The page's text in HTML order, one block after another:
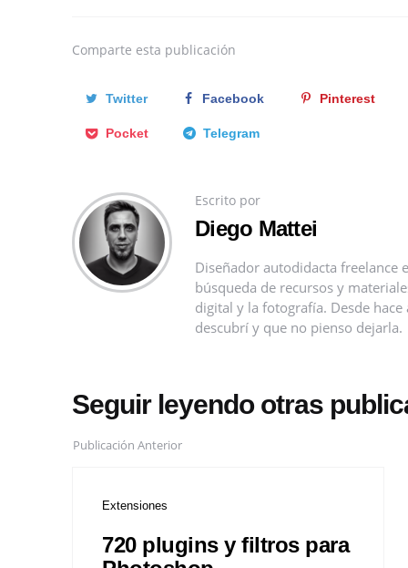
Comparte esta publicación
Twitter Facebook Pinterest
Pocket Telegram
Escrito por
Diego Mattei
Diseñador autodidacta freelance
búsqueda de recursos y
digital y la fotografía. Desde
descubrí y que no pienso dejarla.
Seguir leyendo otras
Publicación Anterior
Extensiones
720 plugins y filtros para